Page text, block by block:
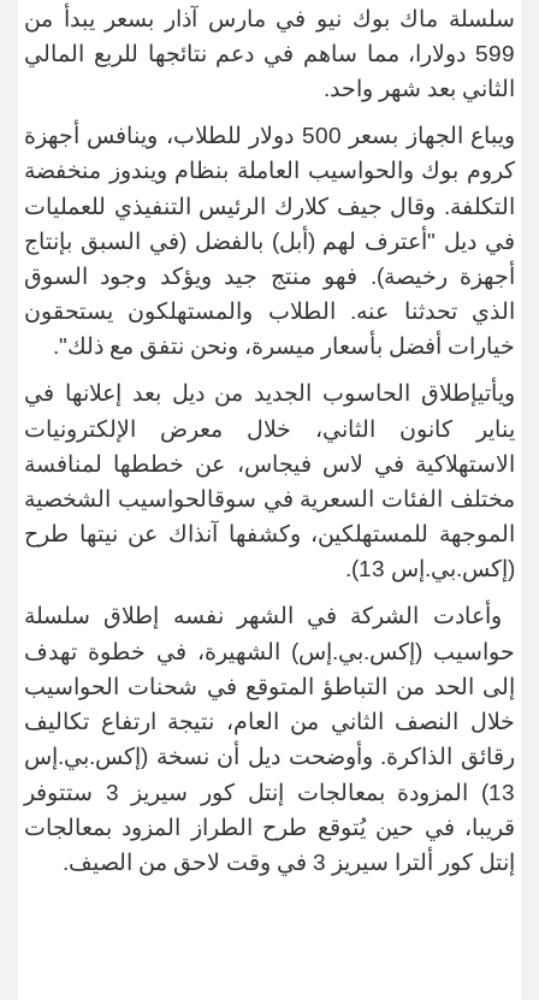
سلسلة ماك بوك نيو في مارس ​آذار بسعر يبدأ من
599 دولارا، مما ساهم في دعم نتائجها للربع ​المالي
الثاني بعد شهر واحد.
ويباع الجهاز بسعر 500 دولار للطلاب، وينافس أجهزة
كروم بوك ‌والحواسيب
العاملة بنظام ويندوز منخفضة
التكلفة. وقال جيف كلارك الرئيس التنفيذي للعمليات
في ديل "أعترف لهم (أبل) بالفضل (في السبق بإنتاج
أجهزة رخيصة). فهو منتج جيد ويؤكد وجود السوق
الذي تحدثنا عنه. الطلاب والمستهلكون يستحقون
خيارات أفضل بأسعار ميسرة، ونحن نتفق مع ذلك".
ويأتي​إطلاق الحاسوب الجديد من ​ديل بعد إعلانها في
يناير كانون الثاني، خلال معرض الإلكترونيات
الاستهلاكية في لاس فيجاس، عن خططها لمنافسة
مختلف الفئات السعرية في سوق​الحواسيب الشخصية
الموجهة للمستهلكين، وكشفها آنذاك عن نيتها طرح
(إكس.بي.إس ​13
).
وأعادت الشركة في الشهر نفسه إطلاق سلسلة
حواسيب (إكس.بي.إس) الشهيرة، في خطوة تهدف
إلى الحد من التباطؤ المتوقع في شحنات الحواسيب
خلال النصف الثاني من العام، نتيجة ارتفاع تكاليف
رقائق
الذاكرة. وأوضحت ​ديل أن نسخة (إكس.بي.إس
13) المزودة بمعالجات إنتل كور ​سيريز 3 ستتوفر
قريبا، في حين يُتوقع طرح الطراز المزود بمعالجات
إنتل كور ألترا سيريز 3 ​في وقت لاحق من الصيف
.